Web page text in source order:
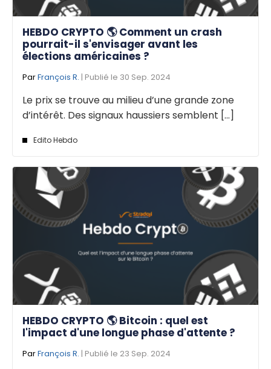
HEBDO CRYPTO 🌎 Comment un crash
pourrait-il s'envisager avant les
élections américaines ?
ParFrançois R. | Publié le 30 Sep. 2024
Le prix se trouve au milieu d’une grande zone
d’intérêt. Des signaux haussiers semblent [...]
Edito Hebdo
HEBDO CRYPTO 🌎 Bitcoin : quel est
l'impact d'une longue phase d'attente ?
ParFrançois R. | Publié le 23 Sep. 2024